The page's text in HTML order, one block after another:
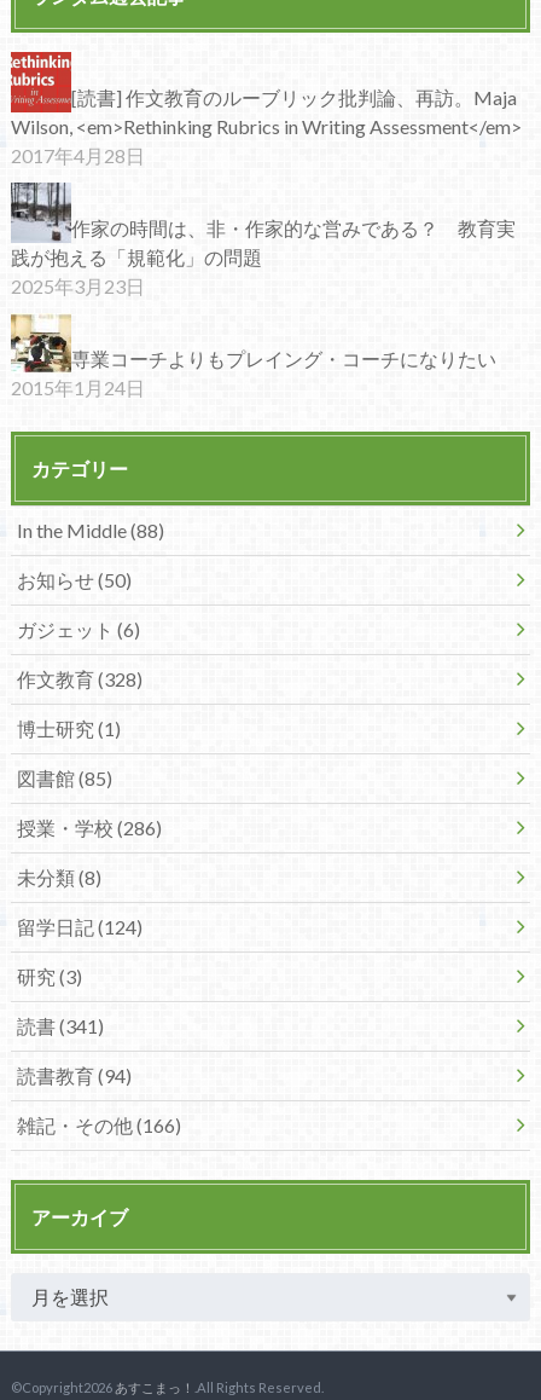
[読書] 作文教育のルーブリック批判論、再訪。Maja
Wilson, <em>Rethinking Rubrics in Writing Assessment</em>
2017年4月28日
作家の時間は、非・作家的な営みである？ 教育実
践が抱える「規範化」の問題
2025年3月23日
専業コーチよりもプレイング・コーチになりたい
2015年1月24日
カテゴリー
In the Middle (88)
お知らせ (50)
ガジェット (6)
作文教育 (328)
博士研究 (1)
図書館 (85)
授業・学校 (286)
未分類 (8)
留学日記 (124)
研究 (3)
読書 (341)
読書教育 (94)
雑記・その他 (166)
アーカイブ
©Copyright2026 あすこまっ！ .All Rights Reserved.